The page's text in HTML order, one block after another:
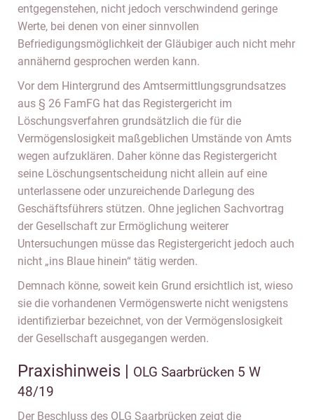
entgegenstehen, nicht jedoch verschwindend geringe
Werte, bei denen von einer sinnvollen
Befriedigungsmöglichkeit der Gläubiger auch nicht mehr
annähernd gesprochen werden kann.
Vor dem Hintergrund des Amtsermittlungsgrundsatzes
aus § 26 FamFG hat das Registergericht im
Löschungsverfahren grundsätzlich die für die
Vermögenslosigkeit maßgeblichen Umstände von Amts
wegen aufzuklären. Daher könne das Registergericht
seine Löschungsentscheidung nicht allein auf eine
unterlassene oder unzureichende Darlegung des
Geschäftsführers stützen. Ohne jeglichen Sachvortrag
der Gesellschaft zur Ermöglichung weiterer
Untersuchungen müsse das Registergericht jedoch auch
nicht „ins Blaue hinein“ tätig werden.
Demnach könne, soweit kein Grund ersichtlich ist, wieso
sie die vorhandenen Vermögenswerte nicht wenigstens
identifizierbar bezeichnet, von der Vermögenslosigkeit
der Gesellschaft ausgegangen werden.
Praxishinweis | OLG Saarbrücken 5 W
48/19
Der Beschluss des OLG Saarbrücken zeigt die